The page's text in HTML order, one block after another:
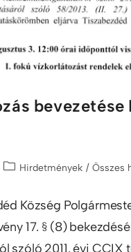
bevezetése
Hirdetmények / Összes
Község
17. § (8)
szóló 2011. évi CCIX